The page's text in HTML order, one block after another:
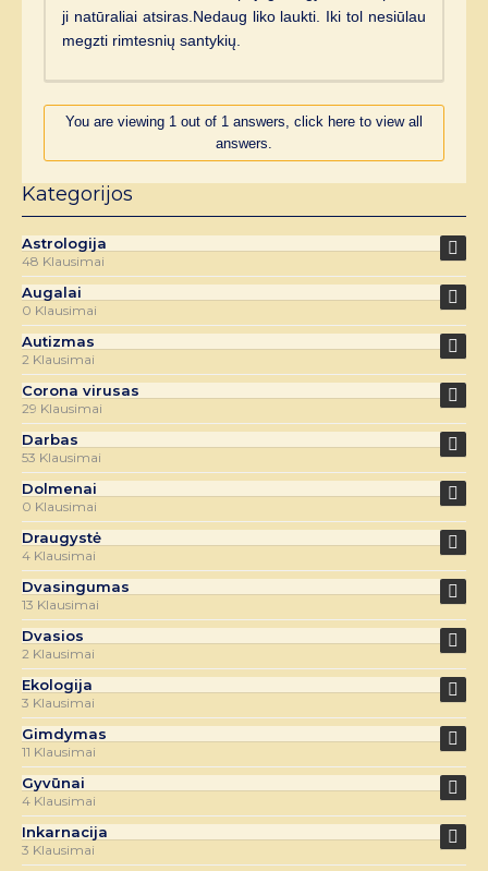
ji natūraliai atsiras.Nedaug liko laukti. Iki tol nesiūlau
megzti rimtesnių santykių.
You are viewing 1 out of 1 answers, click here to view all
answers.
Kategorijos
Astrologija
48 Klausimai
Augalai
0 Klausimai
Autizmas
2 Klausimai
Corona virusas
29 Klausimai
Darbas
53 Klausimai
Dolmenai
0 Klausimai
Draugystė
4 Klausimai
Dvasingumas
13 Klausimai
Dvasios
2 Klausimai
Ekologija
3 Klausimai
Gimdymas
11 Klausimai
Gyvūnai
4 Klausimai
Inkarnacija
3 Klausimai